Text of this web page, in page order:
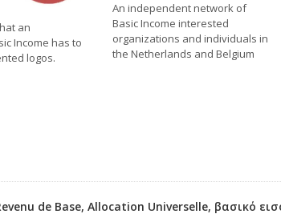
an
Income has to
logos.
An independent network of
Basic Income interested
organizations and individuals in
the Netherlands and Belgium
de Base, Allocation Universelle, βασικό